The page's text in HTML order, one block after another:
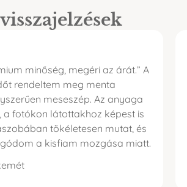
minőség, megéri az árát.” A
rendeltem meg menta
meseszép. Az anyaga
a fotókon látottakhoz képest is
tökéletesen mutat, és
a kisfiam mozgása miatt.